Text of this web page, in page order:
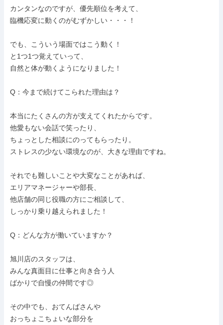
カンタンなのですが、優先順位を考えて、
臨機応変に動くのがむずかしい・・・！
でも、こういう場面ではこう動く！
と1つ1つ覚えていって、
自然と体が動くようになりました！
Q：今まで続けてこられた理由は？
本当にたくさんの方が支えてくれたからです。
他愛もない会話で笑ったり、
ちょっとした相談にのってもらったり。
ストレスの少ない環境なのが、大きな理由ですね。
それでも難しいことや大変なことがあれば、
エリアマネージャーや部長、
他店舗の同じ役職の方にご相談して、
しっかり乗り越えられました！
Q：どんな方が働いていますか？
旭川店のスタッフは、
みんな真面目に仕事と向き合う人
ばかりで自慢の仲間です◎
その中でも、おてんばさんや
おっちょこちょいな部分を